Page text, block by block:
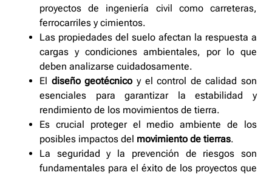
proyectos de ingeniería civil como carreteras,
ferrocarriles y cimientos.
Las propiedades del suelo afectan la respuesta a
cargas y condiciones ambientales, por lo que
deben analizarse cuidadosamente.
El diseño geotécnico y el control de calidad son
esenciales para garantizar la estabilidad y
rendimiento de los movimientos de tierra.
Es crucial proteger el medio ambiente de los
posibles impactos del movimiento de tierras.
La seguridad y la prevención de riesgos son
fundamentales para el éxito de los proyectos que